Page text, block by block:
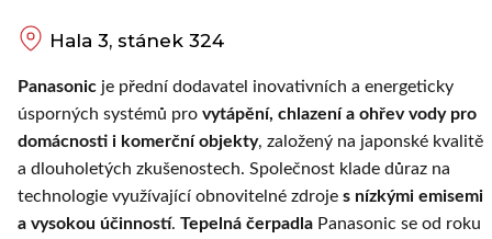
Hala 3, stánek 324
Panasonic je přední dodavatel inovativních a energeticky
úsporných systémů pro vytápění, chlazení a ohřev vody pro
domácnosti i komerční objekty, založený na japonské kvalitě
a dlouholetých zkušenostech. Společnost klade důraz na
technologie využívající obnovitelné zdroje s nízkými emisemi
a vysokou účinností. Tepelná čerpadla Panasonic se od roku